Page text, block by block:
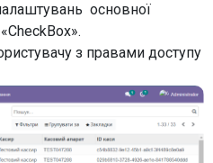
основної
з правами доступу